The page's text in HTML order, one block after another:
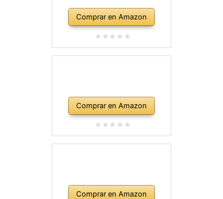
Comprar en Amazon
Comprar en Amazon
Comprar en Amazon